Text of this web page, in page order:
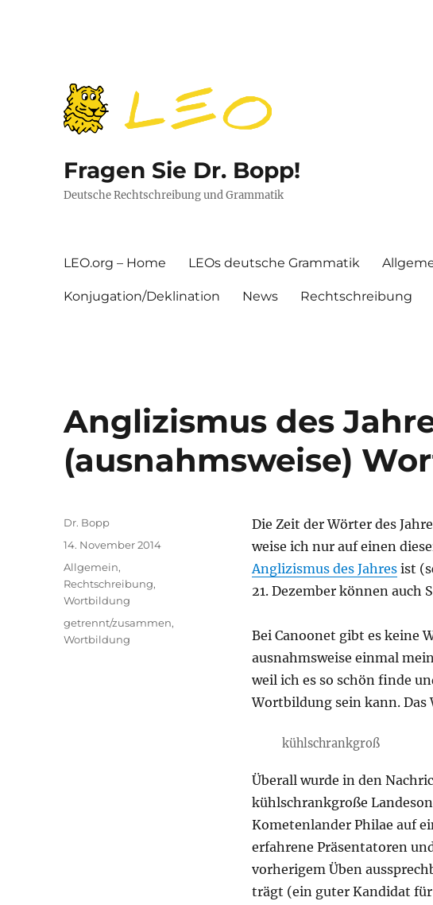
Fragen Sie Dr. Bopp!
Deutsche Rechtschreibung und Grammatik
LEO.org – Home LEOs deutsche Grammatik
Konjugation/Deklination News Rechtschreibung
Anglizismus des
(ausnahmsweise)
Die Zeit der Wörter des
weise ich nur auf einen
Anglizismus des Jahresist
21. Dezember können auch
Bei Canoonet gibt es keine
ausnahmsweise einmal
weil ich es so schön finde
Wortbildung sein kann. Das
kühlschrankgroß
Überall wurde in den
kühlschrankgroße
Kometenlander Philae auf
erfahrene Präsentatoren
vorherigem Üben
trägt (ein guter Kandidat für
Autor
Dr. Bopp
Veröffentlicht
am
14. November 2014
Kategorien
Allgemein,
Rechtschreibung,
Wortbildung
Schlagwörter
getrennt/zusammen,
Wortbildung